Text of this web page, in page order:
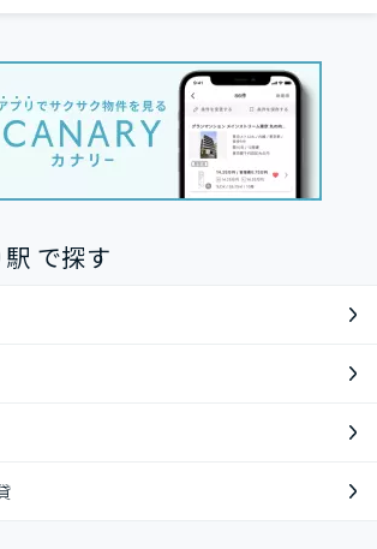
で探す